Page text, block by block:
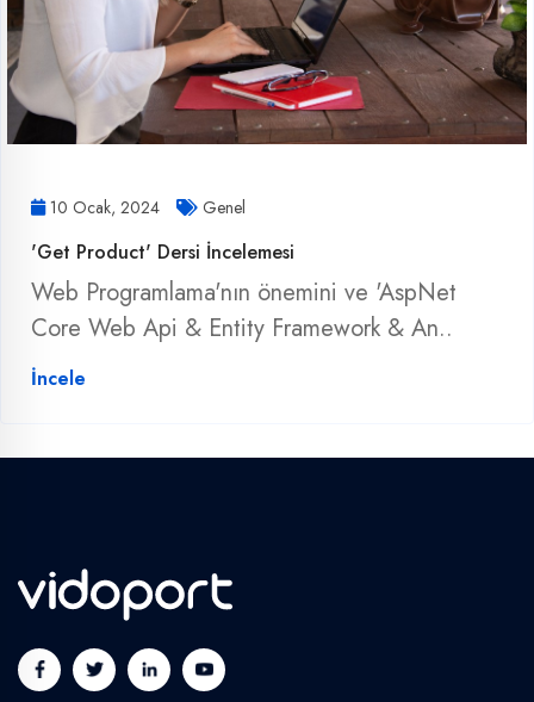
10 Ocak, 2024 Genel
'Get Product' Dersi İncelemesi
Web Programlama'nın önemini ve 'AspNet
Core Web Api & Entity Framework & An..
İncele